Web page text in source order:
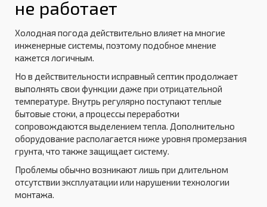
не работает
Холодная погода действительно влияет на многие
инженерные системы, поэтому подобное мнение
кажется логичным.
Но в действительности исправный септик продолжает
выполнять свои функции даже при отрицательной
температуре. Внутрь регулярно поступают теплые
бытовые стоки, а процессы переработки
сопровождаются выделением тепла. Дополнительно
оборудование располагается ниже уровня промерзания
грунта, что также защищает систему.
Проблемы обычно возникают лишь при длительном
отсутствии эксплуатации или нарушении технологии
монтажа.